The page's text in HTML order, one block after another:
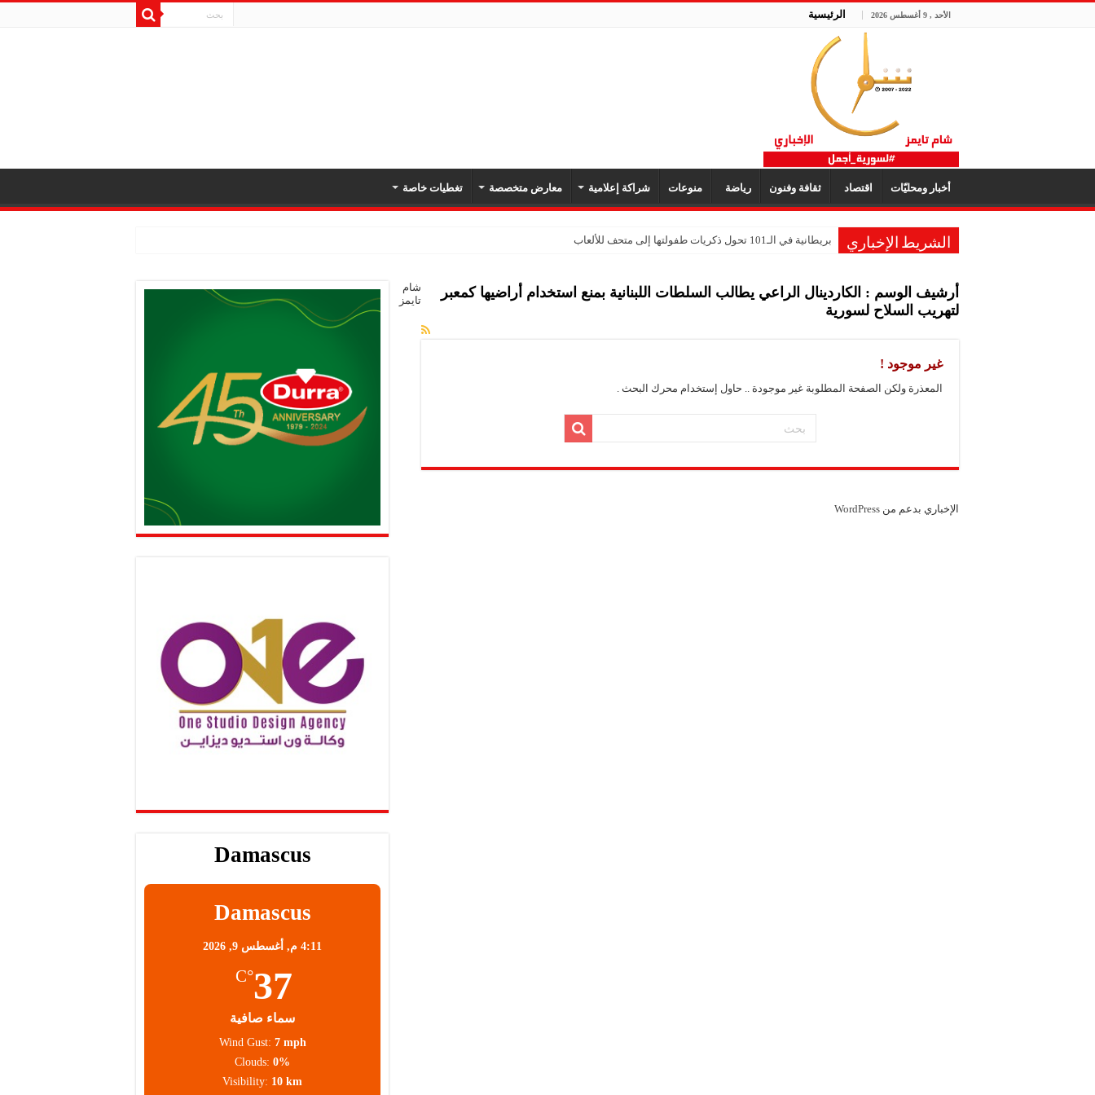
الأحد , 9 أغسطس 2026 الرئيسية
أخبار ومحليّات اقتصاد ثقافة وفنون رياضة منوعات شراكة إعلامية معارض متخصصة تغطيات خاصة
الشريط الإخباري بريطانية في الـ101 تحول ذكريات طفولتها إلى متحف للألعاب
أرشيف الوسم : الكاردينال الراعي يطالب السلطات اللبنانية بمنع استخدام أراضيها كمعبر
لتهريب السلاح لسورية
غير موجود !
المعذرة ولكن الصفحة المطلوبة غير موجودة .. حاول إستخدام محرك البحث .
Damascus
Damascus
4:11 م, أغسطس 9, 2026
37
°C
سماء صافية
Wind Gust: 7 mph
Clouds: 0%
Visibility: 10 km
شام
تايمز
الإخباري بدعم من WordPress